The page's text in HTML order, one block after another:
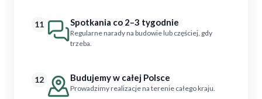
11 Spotkania co 2–3 tygodnie
Regularne narady na budowie lub częściej, gdy
trzeba.
12 Budujemy w całej Polsce
Prowadzimy realizacje na terenie całego kraju.